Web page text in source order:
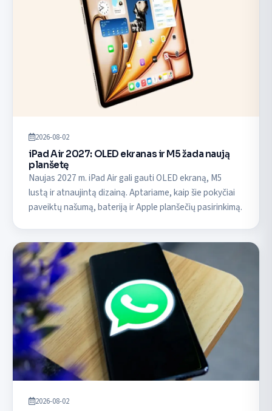
2026-08-02
iPad Air 2027: OLED ekranas ir M5 žada naują
planšetę
Naujas 2027 m. iPad Air gali gauti OLED ekraną, M5
lustą ir atnaujintą dizainą. Aptariame, kaip šie pokyčiai
paveiktų našumą, bateriją ir Apple planšečių pasirinkimą.
2026-08-02